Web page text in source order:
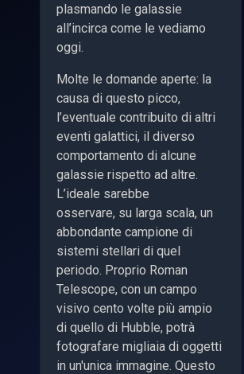
plasmando le galassie
all’incirca come le vediamo
oggi.
Molte le domande aperte: la
causa di questo picco,
l’eventuale contribuito di altri
eventi galattici, il diverso
comportamento di alcune
galassie rispetto ad altre.
L’ideale sarebbe
osservare, su larga scala, un
abbondante campione di
sistemi stellari di quel
periodo. Proprio Roman
Telescope, con un campo
visivo cento volte più ampio
di quello di Hubble, potrà
fotografare migliaia di oggetti
in un'unica immagine. Questo